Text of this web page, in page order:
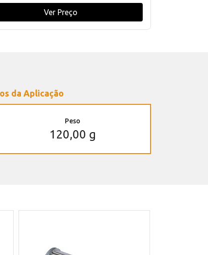
Ver Preço
da Aplicação
Peso
120,00 g